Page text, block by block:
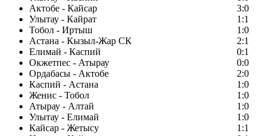
Актобе - Кайсар
3:0
Улытау - Кайрат
1:1
Тобол - Иртыш
1:0
Астана - Кызыл-Жар СК
2:1
Елимай - Каспий
0:1
Окжетпес - Атырау
0:0
Ордабасы - Актобе
2:0
Каспий - Астана
1:0
Женис - Тобол
1:0
Атырау - Алтай
1:0
Улытау - Елимай
1:0
Кайсар - Жетысу
1:1